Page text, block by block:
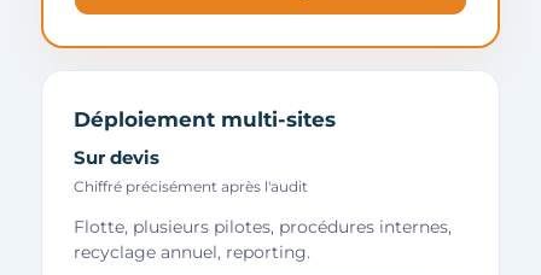
Déploiement multi-sites
Sur devis
Chiffré précisément après l'audit
Flotte, plusieurs pilotes, procédures internes,
recyclage annuel, reporting.